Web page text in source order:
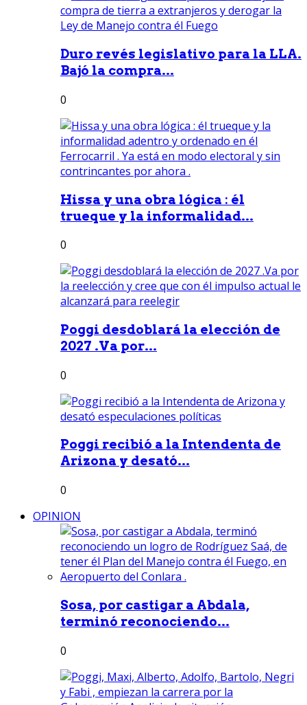
Duro revés legislativo para la LLA.
Bajó la compra...
0
Hissa y una obra lógica : él
trueque y la informalidad...
0
Poggi desdoblará la elección de
2027 .Va por...
0
Poggi recibió a la Intendenta de
Arizona y desató...
0
OPINION
Sosa, por castigar a Abdala,
terminó reconociendo...
0